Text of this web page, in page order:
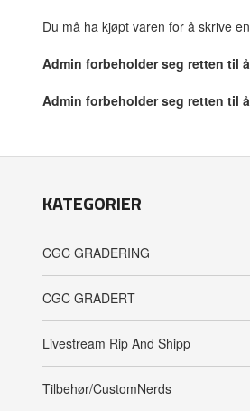
Du må ha kjøpt varen for å skrive
Admin forbeholder seg retten til
Admin forbeholder seg retten til
KATEGORIER
CGC GRADERING
CGC GRADERT
Livestream Rip And Shipp
Tilbehør/CustomNerds